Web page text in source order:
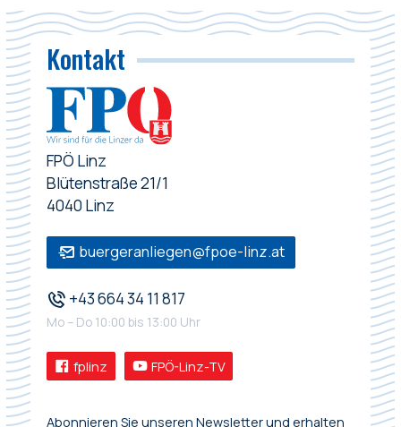
Kontakt
FPÖ Linz
Blütenstraße 21/1
4040 Linz
buergeranliegen@fpoe-linz.at
+43 664 34 11 817
Mo – Do 10:00 bis 13:00 Uhr
fplinz FPÖ-Linz-TV
Abonnieren Sie unseren Newsletter und erhalten